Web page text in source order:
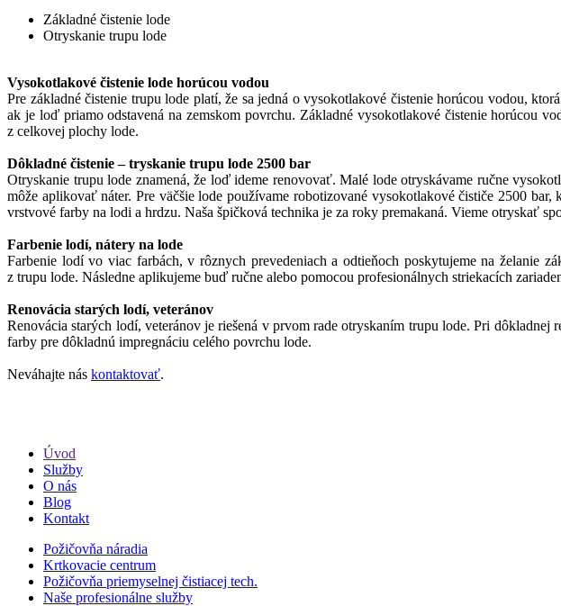
Základné čistenie lode
Otryskanie trupu lode
Vysokotlakové čistenie lode horúcou vodou
Pre základné čistenie trupu lode platí, že sa jedná o vysokotlakové čistenie horúcou vodou,
ak je loď priamo odstavená na zemskom povrchu. Základné vysokotlakové čistenie horúcou
z celkovej plochy lode.
Dôkladné čistenie – tryskanie trupu lode 2500 bar
Otryskanie trupu lode znamená, že loď ideme renovovať. Malé lode otryskávame ručne
môže aplikovať náter. Pre väčšie lode používame robotizované vysokotlakové čističe 2500
vrstvové farby na lodi a hrdzu. Naša špičková technika je za roky premakaná. Vieme otryskať
Farbenie lodí, nátery na lode
Farbenie lodí vo viac farbách, v rôznych prevedeniach a odtieňoch poskytujeme na želanie
z trupu lode. Následne aplikujeme buď ručne alebo pomocou profesionálnych striekacích
Renovácia starých lodí, veteránov
Renovácia starých lodí, veteránov je riešená v prvom rade otryskaním trupu lode. Pri
farby pre dôkladnú impregnáciu celého povrchu lode.
Neváhajte nás kontaktovať.
Úvod
Služby
O nás
Blog
Kontakt
Požičovňa náradia
Krtkovacie centrum
Požičovňa priemyselnej čistiacej tech.
Naše profesionálne služby